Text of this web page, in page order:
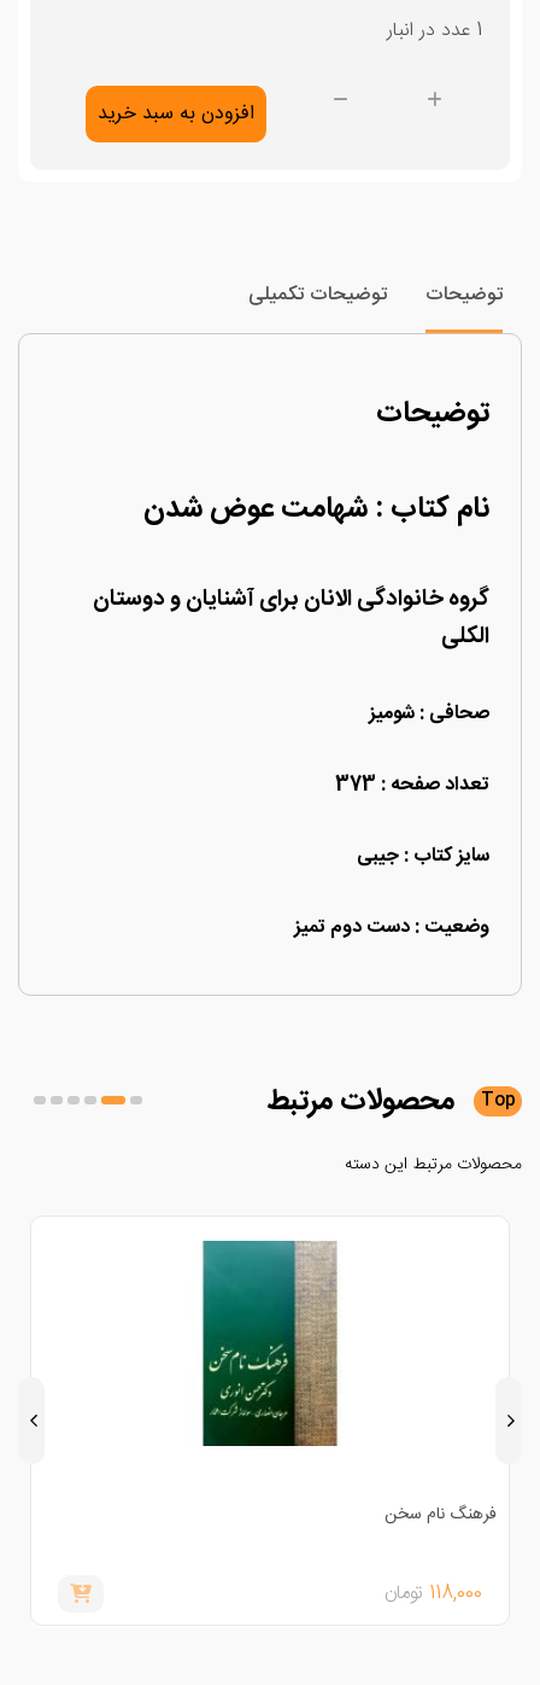
افزودن به سبد خرید
توضیحات تکمیلی
توضیحات
نام کتاب : شهامت عوض شدن
گروه خانوادگی الانان برای آشنایان و دوستان
صحافی : شومیز
تعداد صفحه : 373
سایز کتاب : جیبی
وضعیت : دست دوم تمیز
محصولاتمرتبط
مرتبط این دسته
نام سخن
118,000تومان